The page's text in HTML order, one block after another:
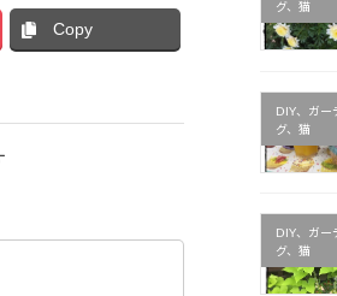
Copy
グ、猫
DIY、ガー
グ、猫
DIY、ガー
グ、猫